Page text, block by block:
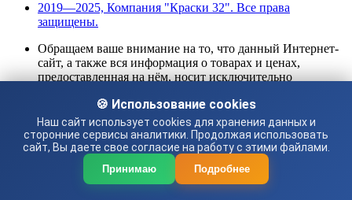
2019—2025, Компания "Краски 32". Все права
защищены.
Обращаем ваше внимание на то, что данный Интернет-
сайт, а также вся информация о товарах и ценах,
предоставленная на нём, носит исключительно
является публичной офертой, определяемой
положениями Статьи 437 Гражданского кодекса
Российской Федерации. Для получения подробной
информации о наличии и стоимости указанных товаров
и (или) услуг, пожалуйста, обращайтесь к менеджеру
сайта с помощью специальной формы связи или по
🍪 Использование cookies
Наш сайт использует cookies для хранения данных и
сторонние сервисы аналитики. Продолжая использовать
сайт, Вы даете свое согласие на работу с этими файлами.
Принимаю Подробнее